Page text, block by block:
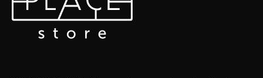
Vložte svoj e-mail a my Vám budeme zasielať informácie
o nových produktoch na našom e-shope.